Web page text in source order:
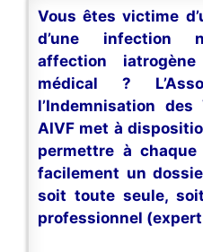
Vous êtes victime
d’une infection
affection
médical ?
l’Indemnisation
AIVF met à
permettre à
facilement un
soit toute seule,
professionnel